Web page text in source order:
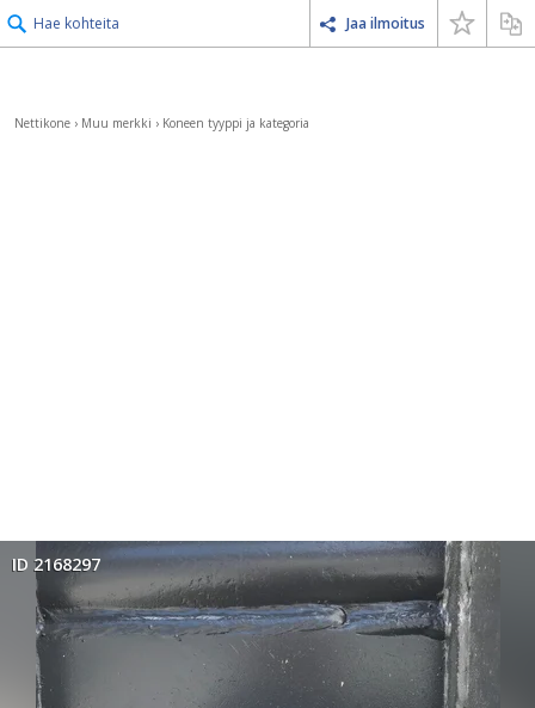
Hae kohteita Jaa ilmoitus
Nettikone › Muu merkki › Koneen tyyppi ja kategoria
ID 2168297